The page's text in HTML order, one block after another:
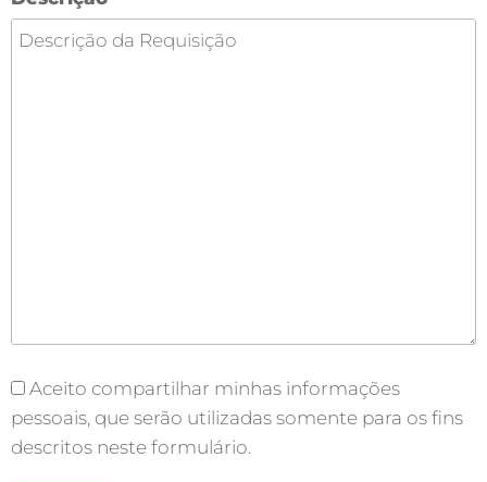
Aceito compartilhar minhas informações
pessoais, que serão utilizadas somente para os fins
descritos neste formulário.